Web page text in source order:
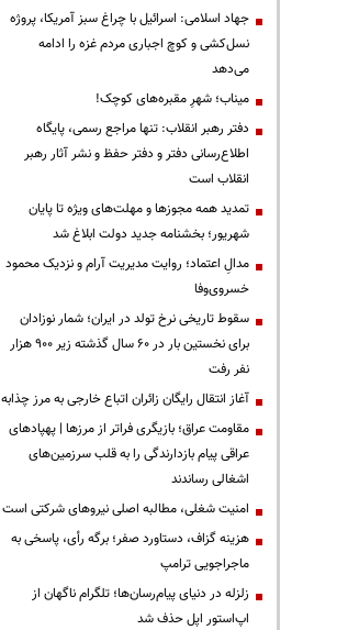
جهاد اسلامی: اسرائیل با چراغ سبز آمریکا، پروژه
نسل‌کشی و کوچ اجباری مردم غزه را ادامه
می‌دهد
میناب؛ شهرِ مقبره‌های کوچک!
دفتر رهبر انقلاب: تنها مراجع رسمی، پایگاه
اطلاع‌رسانی دفتر و دفتر حفظ و نشر آثار رهبر
انقلاب است
تمدید همه مجوزها و مهلت‌های ویژه تا پایان
شهریور؛ بخشنامه جدید دولت ابلاغ شد
مدالِ اعتماد؛ روایت مدیریت آرام و نزدیک محمود
خسروی‌وفا
سقوط تاریخی نرخ تولد در ایران؛ شمار نوزادان
برای نخستین بار در ۶۰ سال گذشته زیر ۹۰۰ هزار
نفر رفت
آغاز انتقال رایگان زائران اتباع خارجی به مرز چذابه
مقاومت عراق؛ بازیگری فراتر از مرزها | پهپادهای
عراقی پیام بازدارندگی را به قلب سرزمین‌های
اشغالی رساندند
‌امنیت شغلی، مطالبه اصلی نیروهای شرکتی است
هزینه گزاف، دستاورد صفر؛ برگه رأی، پاسخی به
ماجراجویی ترامپ
زلزله در دنیای پیام‌رسان‌ها؛ تلگرام ناگهان از
اپ‌استور اپل حذف شد